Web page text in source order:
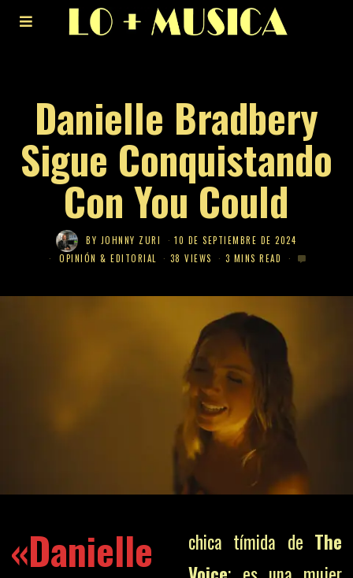
Danielle Bradbery
Sigue Conquistando
Con You Could
BY JOHNNY ZURI
10 DE SEPTIEMBRE DE 2024
OPINIÓN & EDITORIAL
38 VIEWS 3 MINS READ
«Danielle
chica tímida de The